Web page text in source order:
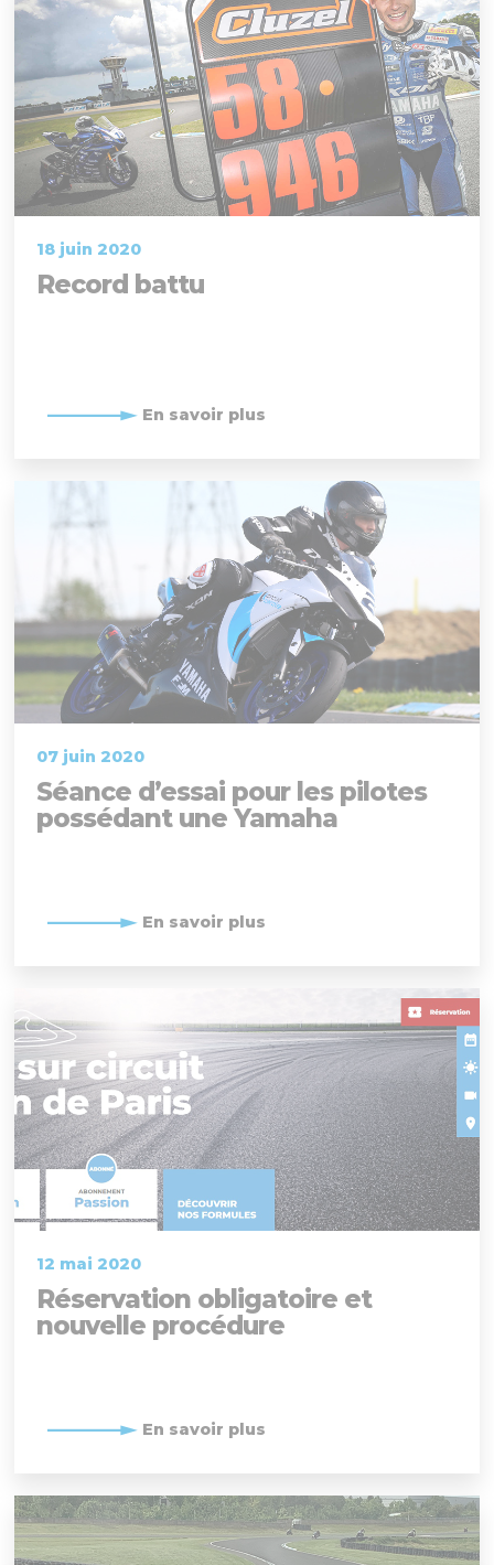
18 juin 2020
Record battu
En savoir plus
07 juin 2020
Séance d’essai pour les pilotes
possédant une Yamaha
En savoir plus
12 mai 2020
Réservation obligatoire et
nouvelle procédure
En savoir plus